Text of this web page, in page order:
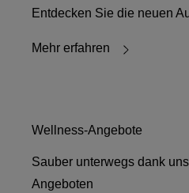
Entdecken Sie die neuen
Mehr erfahren
Wellness-Angebote
Sauber unterwegs dank
Angeboten